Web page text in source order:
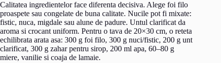
Calitatea ingredientelor face diferenta decisiva. Alege foi filo
proaspete sau congelate de buna calitate. Nucile pot fi mixate:
fistic, nuca, migdale sau alune de padure. Untul clarificat da
aroma si crocant uniform. Pentru o tava de 20×30 cm, o reteta
echilibrata arata asa: 300 g foi filo, 300 g nuci/fistic, 200 g unt
clarificat, 300 g zahar pentru sirop, 200 ml apa, 60–80 g
miere, vanilie si coaja de lamaie.